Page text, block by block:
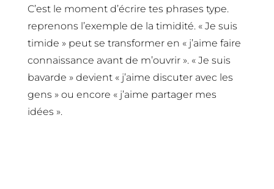
C’est le moment d’écrire tes phrases type.
reprenons l’exemple de la timidité. « Je suis
timide » peut se transformer en « j’aime faire
connaissance avant de m’ouvrir ». « Je suis
bavarde » devient « j’aime discuter avec les
gens » ou encore « j’aime partager mes
idées ».